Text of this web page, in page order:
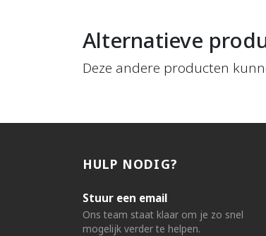
Alternatieve
Deze andere producten
HULP NODIG?
Stuur een email
Ons team staat klaar om je zo snel
mogelijk verder te helpen.